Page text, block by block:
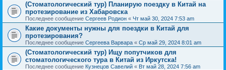
(Стоматологический тур) Планирую поездку в Китай на
протезирование из Хабаровска
Последнее сообщение Сергеев Родион « Чт май 30, 2024 7:53 am
Какие документы нужны для поездки в Китай для
протезирования?
Последнее сообщение Сергеева Варвара « Ср май 29, 2024 8:01 am
(Стоматологический тур) Ищу попутчиков для
стоматологического тура в Китай из Иркутска!
Последнее сообщение Кузнецов Савелий « Вт май 28, 2024 7:56 am